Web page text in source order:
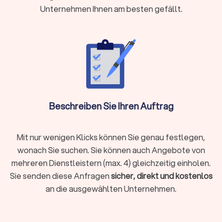
Versicherungen
Baufinanzierung, Hypotheken & Immobilien
Unternehmensberatung & Finanzierung
Der Finanzberater für Versicherungen weiß durch die
Schilderung Ihrer Lebens- und Finanzsituation die besten
Tierhalterhaftpflicht: Bei einem unabhängigen
Versicherungsberater in Neustadt in Holstein sind Sie in den
Baufinanzierung, Hypotheken & Immobilien
Unternehmen Ihnen am besten gefällt.
Beschreiben Sie Ihren Auftrag
Mit nur wenigen Klicks können Sie genau festlegen,
wonach Sie suchen. Sie können auch Angebote von
mehreren Dienstleistern (max. 4) gleichzeitig einholen.
Sie senden diese Anfragensicher, direkt und kostenlos
an die ausgewählten Unternehmen.